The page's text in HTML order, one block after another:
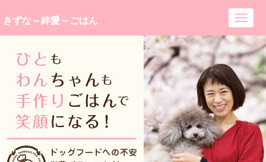
きずな～絆愛～ごはん